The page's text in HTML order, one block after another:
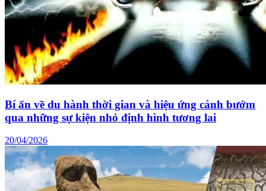
Bí ẩn về du hành thời gian và hiệu ứng cánh bướm
qua những sự kiện nhỏ định hình tương lai
20/04/2026